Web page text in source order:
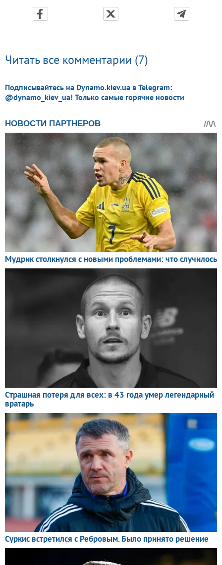
Читать все комментарии (7)
Подписывайтесь на Dynamo.kiev.ua в Telegram:
@dynamo_kiev_ua! Только самые горячие новости